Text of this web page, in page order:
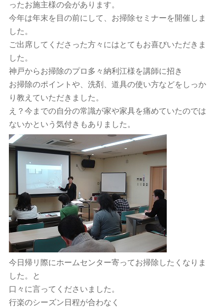
ったお施主様の会があります。
今年は年末を目の前にして、お掃除セミナーを開催しま
した。
ご出席してくださった方々にはとてもお喜びいただきま
した。
神戸からお掃除のプロ多々納利江様を講師に招き
お掃除のポイントや、洗剤、道具の使い方などをしっか
り教えていただきました。
え？今までの自分の常識が家や家具を痛めていたのでは
ないかという気付きもありました。
今日帰リ際にホームセンター寄ってお掃除したくなりま
した。と
口々に言ってくださいました。
行楽のシーズン日程が合わなく